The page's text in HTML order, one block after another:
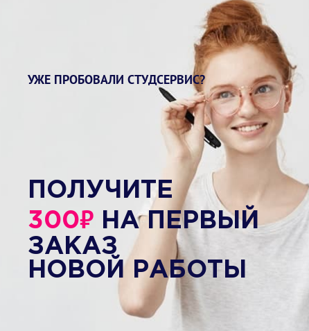
УЖЕ ПРОБОВАЛИ СТУДСЕРВИС?
ПОЛУЧИТЕ
300₽ НА ПЕРВЫЙ
ЗАКАЗ
НОВОЙ РАБОТЫ